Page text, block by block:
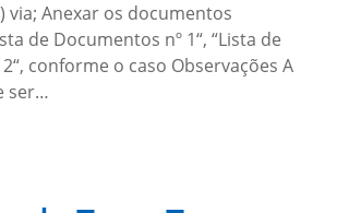
via; Anexar os documentos
de Documentos nº 1“, “Lista de
conforme o caso Observações A
ser…